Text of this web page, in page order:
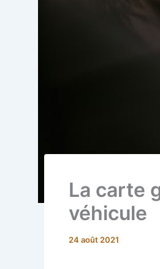
La carte
véhicule
24 août 2021